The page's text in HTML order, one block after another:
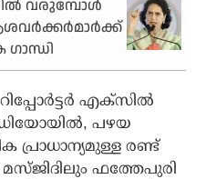
വരുമ്പോള്‍
ഗാന്ധി
എക്‌സിൽ
പഴയ
പ്രാധാന്യമുള്ള രണ്ട്
ഫത്തേപുരി